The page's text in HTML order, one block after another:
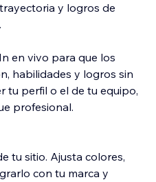
y logros de
en vivo para que los
habilidades y logros sin
tu perfil o el de tu equipo,
profesional.
tu sitio. Ajusta colores,
con tu marca y